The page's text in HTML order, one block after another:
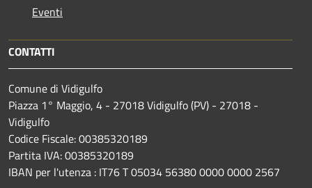
Eventi
CONTATTI
Comune di Vidigulfo
Piazza 1° Maggio, 4 - 27018 Vidigulfo (PV) - 27018 -
Vidigulfo
Codice Fiscale: 00385320189
Partita IVA: 00385320189
IBAN per l'utenza : IT76 T 05034 56380 0000 0000 2567